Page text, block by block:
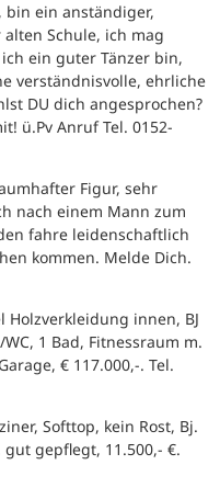
bin ein anständiger,
Schule, ich mag
ein guter Tänzer bin,
verständnisvolle, ehrliche
DU dich angesprochen?
ü.Pv Anruf Tel. 0152-
Figur, sehr
nach einem Mann zum
fahre leidenschaftlich
kommen. Melde Dich.
Holzverkleidung innen, BJ
1 Bad, Fitnessraum m.
€ 117.000,-. Tel.
Softtop, kein Rost, Bj.
gut gepflegt, 11.500,- €.